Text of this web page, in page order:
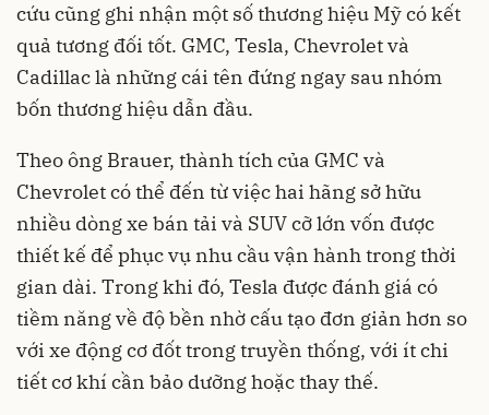
cứu cũng ghi nhận một số thương hiệu Mỹ có kết
quả tương đối tốt. GMC, Tesla, Chevrolet và
Cadillac là những cái tên đứng ngay sau nhóm
bốn thương hiệu dẫn đầu.
Theo ông Brauer, thành tích của GMC và
Chevrolet có thể đến từ việc hai hãng sở hữu
nhiều dòng xe bán tải và SUV cỡ lớn vốn được
thiết kế để phục vụ nhu cầu vận hành trong thời
gian dài. Trong khi đó, Tesla được đánh giá có
tiềm năng về độ bền nhờ cấu tạo đơn giản hơn so
với xe động cơ đốt trong truyền thống, với ít chi
tiết cơ khí cần bảo dưỡng hoặc thay thế.